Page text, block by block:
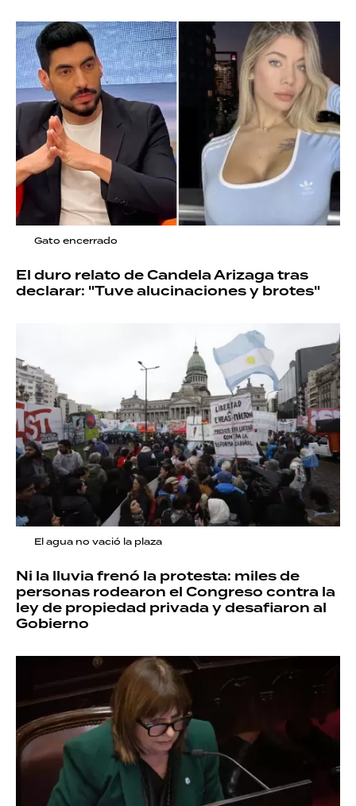
Gato encerrado
El duro relato de Candela Arizaga tras
declarar: "Tuve alucinaciones y brotes"
El agua no vació la plaza
Ni la lluvia frenó la protesta: miles de
personas rodearon el Congreso contra la
ley de propiedad privada y desafiaron al
Gobierno